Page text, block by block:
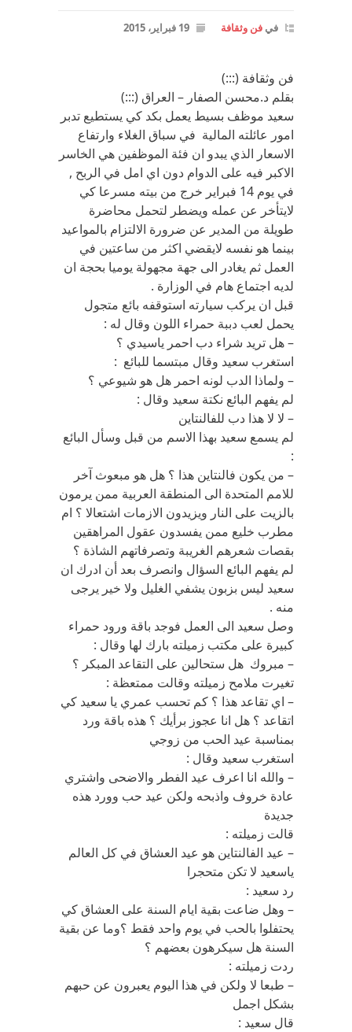
في فن وثقافة 19 فبراير، 2015
فن وثقافة (:::)
بقلم د.محسن الصفار – العراق (:::)
سعيد موظف بسيط يعمل بكد كي يستطيع تدبر
امور عائلته المالية في سباق الغلاء وارتفاع
الاسعار الذي يبدو ان فئة الموظفين هي الخاسر
الاكبر فيه على الدوام دون اي امل في الربح ,
في يوم 14 فبراير خرج من بيته مسرعا كي
لايتأخر عن عمله ويضطر لتحمل محاضرة
طويلة من المدير عن ضرورة الالتزام بالمواعيد
بينما هو نفسه لايقضي اكثر من ساعتين في
العمل ثم يغادر الى جهة مجهولة يوميا بحجة ان
لديه اجتماع هام في الوزارة .
قبل ان يركب سيارته استوقفه بائع متجول
يحمل لعب دببة حمراء اللون وقال له :
– هل تريد شراء دب احمر ياسيدي ؟
استغرب سعيد وقال مبتسما للبائع :
– ولماذا الدب لونه احمر هل هو شيوعي ؟
لم يفهم البائع نكتة سعيد وقال :
– لا لا هذا دب للفالنتاين
لم يسمع سعيد بهذا الاسم من قبل وسأل البائع
:
– من يكون فالنتاين هذا ؟ هل هو مبعوث آخر
للامم المتحدة الى المنطقة العربية ممن يرمون
بالزيت على النار ويزيدون الازمات اشتعالا ؟ ام
مطرب خليع ممن يفسدون عقول المراهقين
بقصات شعرهم الغريبة وتصرفاتهم الشاذة ؟
لم يفهم البائع السؤال وانصرف بعد أن ادرك ان
سعيد ليس بزبون يشفي الغليل ولا خير يرجى
منه .
وصل سعيد الى العمل فوجد باقة ورود حمراء
كبيرة على مكتب زميلته بارك لها وقال :
– مبروك هل ستحالين على التقاعد المبكر ؟
تغيرت ملامح زميلته وقالت ممتعظة :
– اي تقاعد هذا ؟ كم تحسب عمري يا سعيد كي
اتقاعد ؟ هل انا عجوز برأيك ؟ هذه باقة ورد
بمناسبة عيد الحب من زوجي
استغرب سعيد وقال :
– والله انا اعرف عيد الفطر والاضحى واشتري
عادة خروف واذبحه ولكن عيد حب وورد هذه
جديدة
قالت زميلته :
– عيد الفالنتاين هو عيد العشاق في كل العالم
ياسعيد لا تكن متحجرا
رد سعيد :
– وهل ضاعت بقية ايام السنة على العشاق كي
يحتفلوا بالحب في يوم واحد فقط ؟وما عن بقية
السنة هل سيكرهون بعضهم ؟
ردت زميلته :
– طبعا لا ولكن في هذا اليوم يعبرون عن حبهم
بشكل اجمل
قال سعيد :